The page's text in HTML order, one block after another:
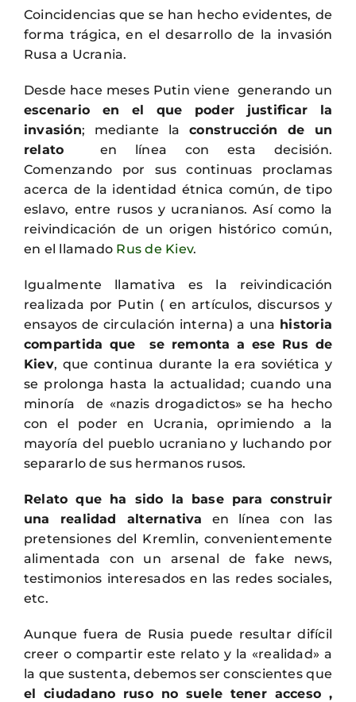
Coincidencias que se han hecho evidentes, de
forma trágica, en el desarrollo de la invasión
Rusa a Ucrania.
Desde hace meses Putin viene generando un
escenario en el que poder justificar la
invasión; mediante laconstrucción de un
relato en línea con esta decisión.
Comenzando por sus continuas proclamas
acerca de la identidad étnica común, de tipo
eslavo, entre rusos y ucranianos. Así como la
reivindicación de un origen histórico común,
en el llamado Rus de Kiev.
Igualmente llamativa es la reivindicación
realizada por Putin ( en artículos, discursos y
ensayos de circulación interna) a una historia
compartida que se remonta a ese Rus de
Kiev, que continua durante la era soviética y
se prolonga hasta la actualidad; cuando una
minoría de «nazis drogadictos» se ha hecho
con el poder en Ucrania, oprimiendo a la
mayoría del pueblo ucraniano y luchando por
separarlo de sus hermanos rusos.
Relato que ha sido la base para construir
una realidad alternativa en línea con las
pretensiones del Kremlin, convenientemente
alimentada con un arsenal de fake news,
testimonios interesados en las redes sociales,
etc.
Aunque fuera de Rusia puede resultar difícil
creer o compartir este relato y la «realidad» a
la que sustenta, debemos ser conscientes que
el ciudadano ruso no suele tener acceso ,